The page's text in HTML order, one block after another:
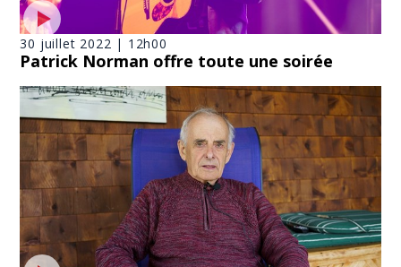
30 juillet 2022 | 12h00
Patrick Norman offre toute une soirée